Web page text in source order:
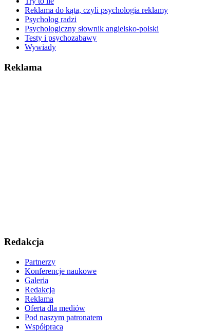
Reklama do kąta, czyli psychologia reklamy
Psycholog radzi
Psychologiczny słownik angielsko-polski
Testy i psychozabawy
Wywiady
Reklama
Redakcja
Partnerzy
Konferencje naukowe
Galeria
Redakcja
Reklama
Oferta dla mediów
Pod naszym patronatem
Współpraca